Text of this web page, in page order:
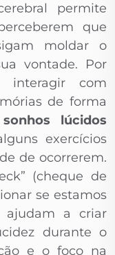
permite
que
moldar o
vontade. Por
interagir com
de forma
lúcidos
exercícios
de ocorrerem.
(cheque de
se estamos
ajudam a criar
durante o
e o foco na